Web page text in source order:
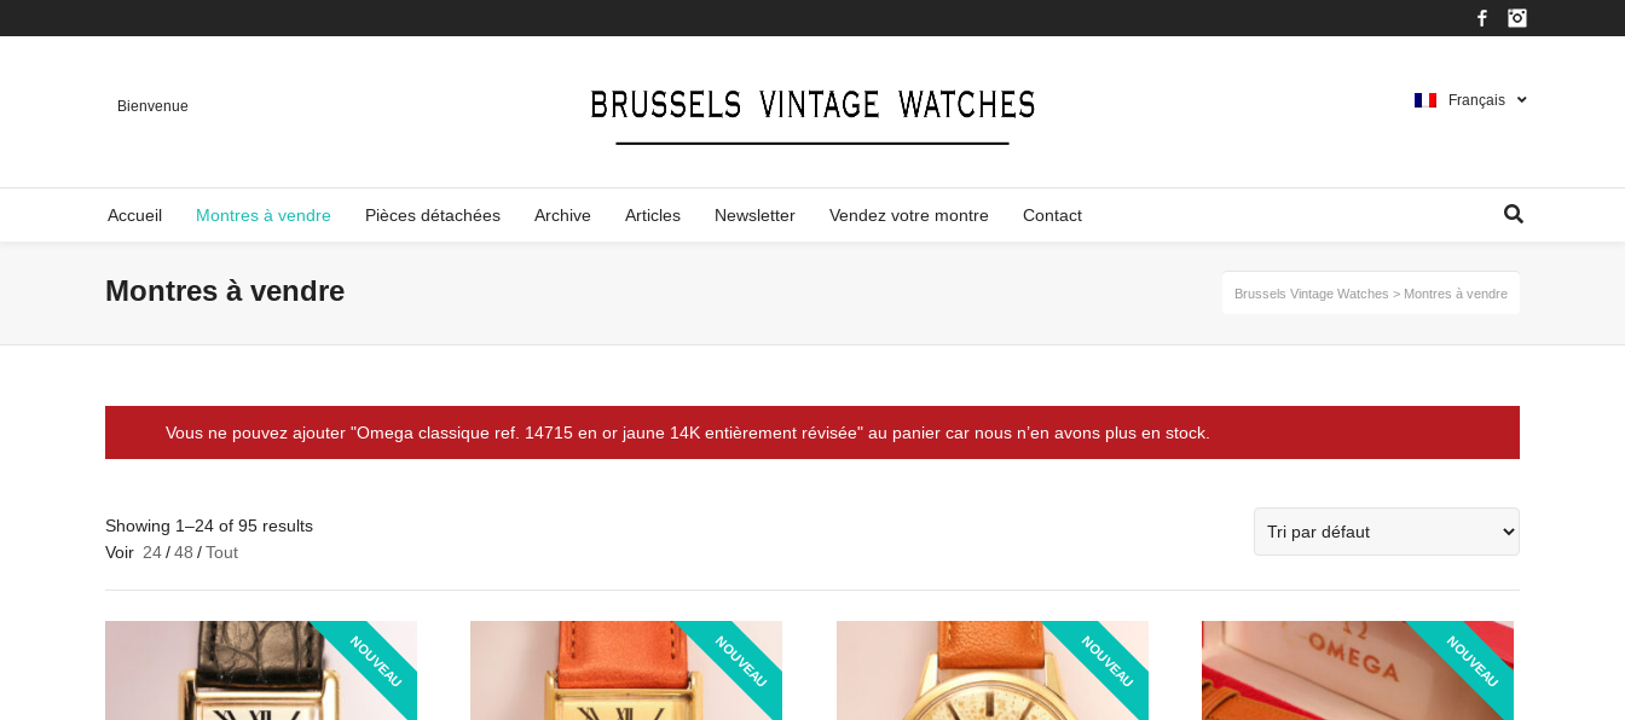
Facebook
Bienvenue Français
Accueil Montres à vendre Pièces détachées Archive Articles Newsletter Vendez votre montre Contact
Montres à vendre Brussels Vintage Watches > Montres à vendre
Vous ne pouvez ajouter "Omega classique ref. 14715 en or jaune 14K entièrement révisée" au panier car nous n’en avons plus en stock.
Showing 1–24 of 95 results
Voir 24/48 /Tout
NOUVEAU NOUVEAU NOUVEAU NOUVEAU